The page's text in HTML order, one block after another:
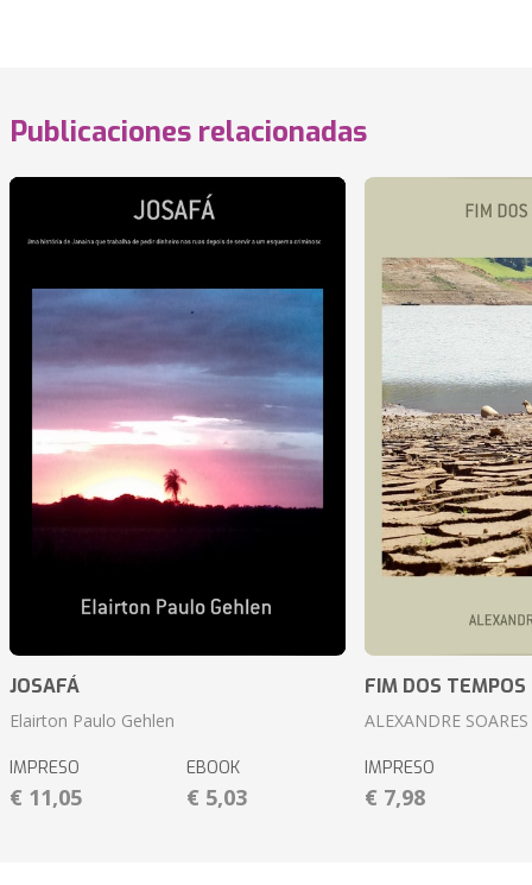
Publicaciones relacionadas
JOSAFÁ
Elairton Paulo Gehlen
IMPRESO
€ 11,05
EBOOK
€ 5,03
FIM DOS TEMPOS
ALEXANDRE SOARES
IMPRESO
€ 7,98